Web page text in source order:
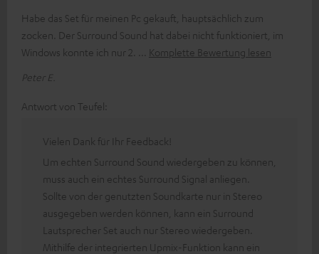
Habe das Set für meinen Pc gekauft, hauptsächlich zum
zocken. Der Surround Sound hat dabei nicht funktioniert, im
Windows konnte ich nur 2.
Komplette Bewertung lesen
Peter E.
Antwort von Teufel:
Vielen Dank für Ihr Feedback!
Um echten Surround Sound wiedergeben zu können,
muss auch ein echtes Surround Signal anliegen.
Sollte von der genutzten Soundkarte nur in Stereo
ausgegeben werden können, kann ein Surround
Lautsprecher Set auch nur Stereo wiedergeben.
Mithilfe der integrierten Upmix-Funktion kann ein